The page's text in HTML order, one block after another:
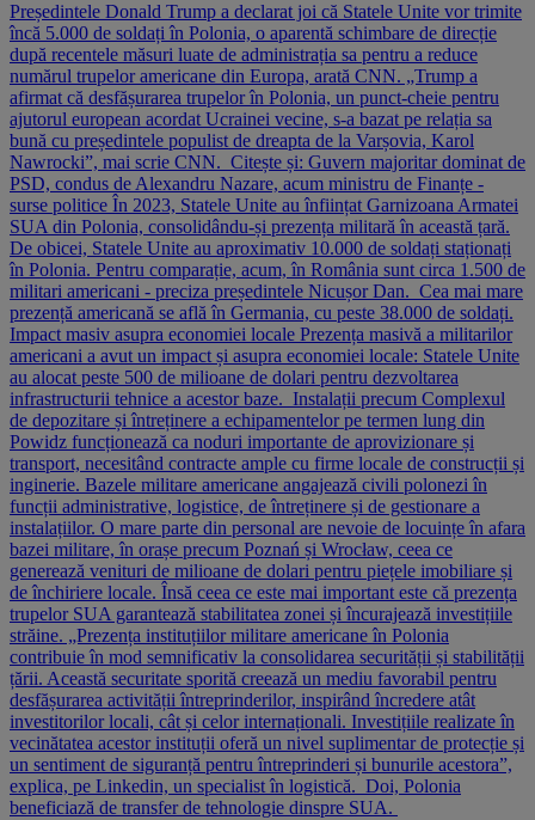
Președintele Donald Trump a declarat joi că Statele Unite vor trimite
încă 5.000 de soldați în Polonia, o aparentă schimbare de direcție
după recentele măsuri luate de administrația sa pentru a reduce
numărul trupelor americane din Europa, arată CNN. „Trump a
afirmat că desfășurarea trupelor în Polonia, un punct-cheie pentru
ajutorul european acordat Ucrainei vecine, s-a bazat pe relația sa
bună cu președintele populist de dreapta de la Varșovia, Karol
Nawrocki”, mai scrie CNN. Citește și: Guvern majoritar dominat de
PSD, condus de Alexandru Nazare, acum ministru de Finanțe -
surse politice În 2023, Statele Unite au înființat Garnizoana Armatei
SUA din Polonia, consolidându-și prezența militară în această țară.
De obicei, Statele Unite au aproximativ 10.000 de soldați staționați
în Polonia. Pentru comparație, acum, în România sunt circa 1.500 de
militari americani - preciza președintele Nicușor Dan. Cea mai mare
prezență americană se află în Germania, cu peste 38.000 de soldați.
Impact masiv asupra economiei locale Prezența masivă a militarilor
americani a avut un impact și asupra economiei locale: Statele Unite
au alocat peste 500 de milioane de dolari pentru dezvoltarea
infrastructurii tehnice a acestor baze. Instalații precum Complexul
de depozitare și întreținere a echipamentelor pe termen lung din
Powidz funcționează ca noduri importante de aprovizionare și
transport, necesitând contracte ample cu firme locale de construcții și
inginerie. Bazele militare americane angajează civili polonezi în
funcții administrative, logistice, de întreținere și de gestionare a
instalațiilor. O mare parte din personal are nevoie de locuințe în afara
bazei militare, în orașe precum Poznań și Wrocław, ceea ce
generează venituri de milioane de dolari pentru piețele imobiliare și
de închiriere locale. Însă ceea ce este mai important este că prezența
trupelor SUA garantează stabilitatea zonei și încurajează investițiile
străine. „Prezența instituțiilor militare americane în Polonia
contribuie în mod semnificativ la consolidarea securității și stabilității
țării. Această securitate sporită creează un mediu favorabil pentru
desfășurarea activității întreprinderilor, inspirând încredere atât
investitorilor locali, cât și celor internaționali. Investițiile realizate în
vecinătatea acestor instituții oferă un nivel suplimentar de protecție și
un sentiment de siguranță pentru întreprinderi și bunurile acestora”,
explica, pe Linkedin, un specialist în logistică. Doi, Polonia
beneficiază de transfer de tehnologie dinspre SUA.